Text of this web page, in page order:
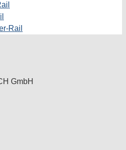
Rail
GmbH